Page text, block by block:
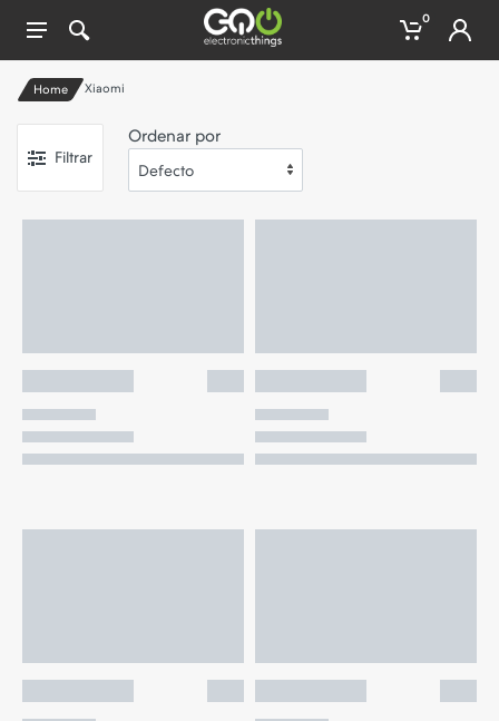
0
Home Xiaomi
Filtrar
Ordenar por